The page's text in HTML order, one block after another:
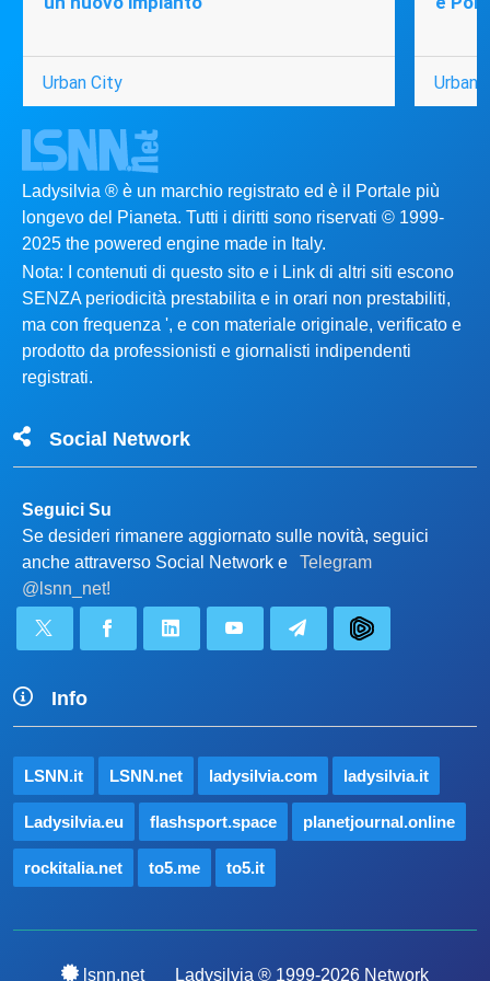
Urban City Urban
Ladysilvia ® è un marchio registrato ed è il Portale più
longevo del Pianeta. Tutti i diritti sono riservati © 1999-
2025 the powered engine made in Italy.
Nota: I contenuti di questo sito e i Link di altri siti escono
SENZA periodicità prestabilita e in orari non prestabiliti,
ma con frequenza ', e con materiale originale, verificato e
prodotto da professionisti e giornalisti indipendenti
registrati.
Social Network
Seguici Su
Se desideri rimanere aggiornato sulle novità, seguici
anche attraverso Social Network e
Telegram
@lsnn_net!
Info
LSNN.it LSNN.net ladysilvia.com ladysilvia.it
Ladysilvia.eu flashsport.space planetjournal.online
rockitalia.net to5.me to5.it
lsnn.net Ladysilvia ® 1999-2026 Network